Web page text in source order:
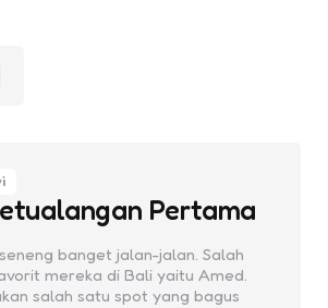
Pertama
banget jalan-jalan. Salah
mereka di Bali yaitu Amed.
salah satu spot yang bagus